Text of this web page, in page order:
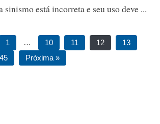
sinismo está incorreta e seu uso deve ...
1 … 10 11 12
13
45 Próxima »